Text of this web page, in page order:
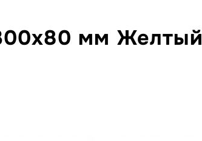
мм Желтый